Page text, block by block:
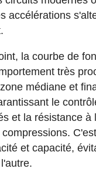
accélérations
la courbe de
très
médiane et
le
et la résistance à
et capacité,